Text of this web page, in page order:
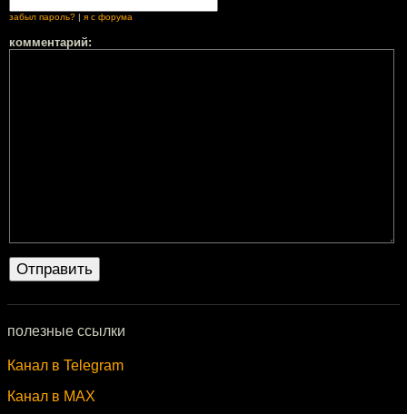
забыл пароль? | я с форума
комментарий:
полезные ссылки
Канал в Telegram
Канал в MAX